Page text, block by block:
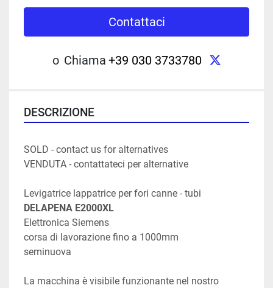
Contattaci
o Chiama +39 030 3733780
DESCRIZIONE
SOLD - contact us for alternatives
VENDUTA - contattateci per alternative
Levigatrice lappatrice per fori canne - tubi
DELAPENA E2000XL
Elettronica Siemens
corsa di lavorazione fino a 1000mm
seminuova
La macchina è visibile funzionante nel nostro